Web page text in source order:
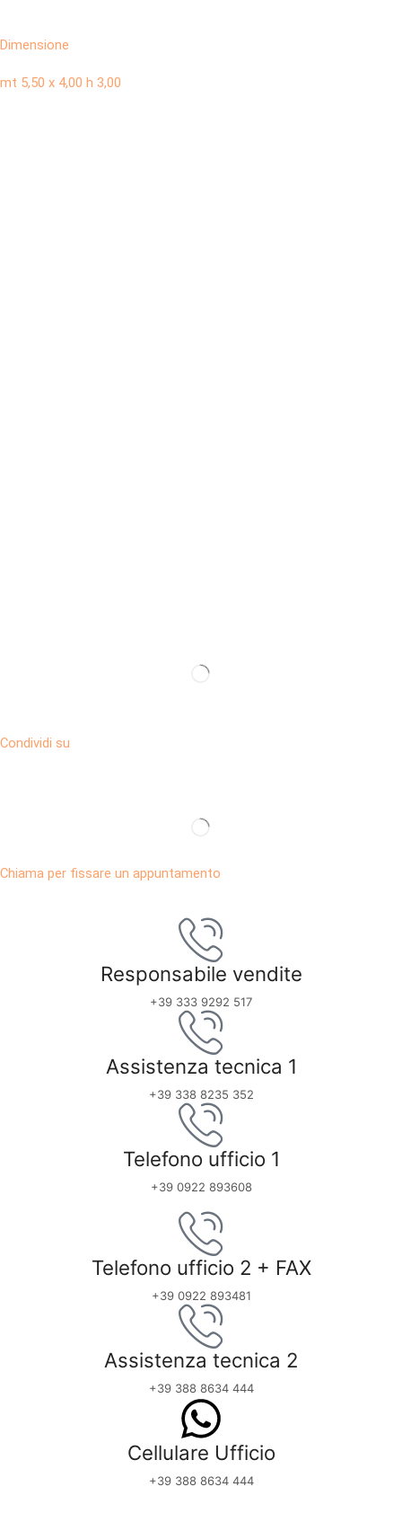
Dimensione
mt 5,50 x 4,00 h 3,00
Condividi su
Chiama per fissare un appuntamento
Responsabile vendite
+39 333 9292 517
Assistenza tecnica 1
+39 338 8235 352
Telefono ufficio 1
+39 0922 893608
Telefono ufficio 2 + FAX
+39 0922 893481
Assistenza tecnica 2
+39 388 8634 444
Cellulare Ufficio
+39 388 8634 444